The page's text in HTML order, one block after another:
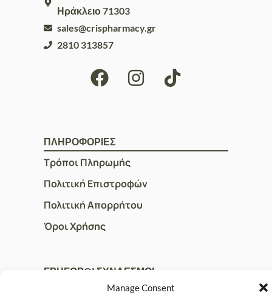
Manage Consent
Ηράκλειο 71303
sales@crispharmacy.gr
2810 313857
ΠΛΗΡΟΦΟΡΙΕΣ
Τρόποι Πληρωμής
Πολιτική Επιστροφών
Πολιτική Απορρήτου
Όροι Χρήσης
ΓΡΗΓΟΡOI ΣΥΝΔΕΣΜΟΙ
Ο Λογαριασμός μου